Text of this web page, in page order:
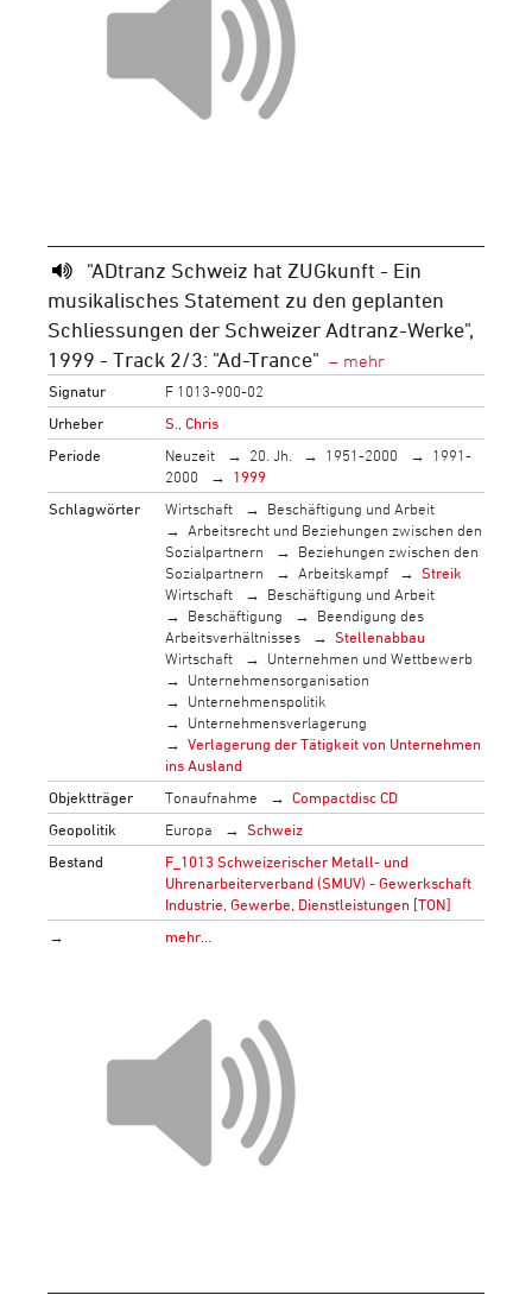
"ADtranz Schweiz hat ZUGkunft - Ein
musikalisches Statement zu den geplanten
Schliessungen der Schweizer Adtranz-Werke",
1999 - Track 2/3: "Ad-Trance"
Signatur
F 1013-900-02
Urheber
S., Chris
Periode
Neuzeit 20. Jh. 1951-2000
1991-
2000
1999
Schlagwörter
Wirtschaft
Beschäftigung und Arbeit
Arbeitsrecht und Beziehungen zwischen den
Sozialpartnern
Beziehungen zwischen den
Sozialpartnern
Arbeitskampf
Streik
Wirtschaft
Beschäftigung und Arbeit
Beschäftigung
Beendigung des
Arbeitsverhältnisses
Stellenabbau
Wirtschaft
Unternehmen und Wettbewerb
Unternehmensorganisation
Unternehmenspolitik
Unternehmensverlagerung
Verlagerung der Tätigkeit von Unternehmen
ins Ausland
Objektträger
Tonaufnahme
Compactdisc CD
Geopolitik
Europa
Schweiz
Bestand
F_1013 Schweizerischer Metall- und
Uhrenarbeiterverband (SMUV) - Gewerkschaft
Industrie, Gewerbe, Dienstleistungen [TON]
→
mehr…